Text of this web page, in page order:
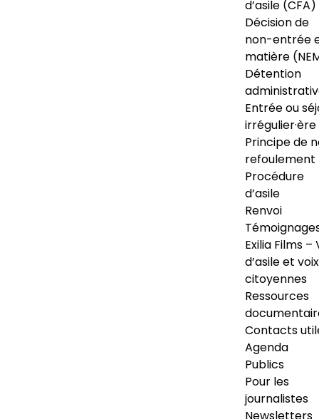
d’asile (CFA)
Décision de
non-entrée
matière
Détention
Entrée ou
irrégulier·ère
Principe de
refoulement
Procédure
d’asile
Renvoi
Exilia Films –
d’asile et voix
citoyennes
Ressources
Contacts
Agenda
Publics
Pour les
journalistes